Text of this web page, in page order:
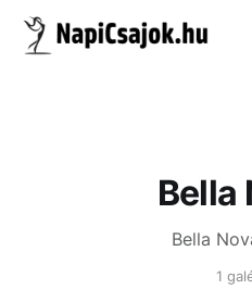
Bella
Bella
1